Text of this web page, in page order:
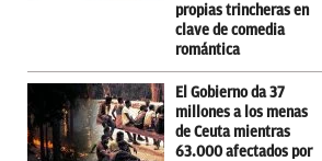
propias trincheras en
clave de comedia
romántica
El Gobierno da 37
millones a los menas
de Ceuta mientras
63.000 afectados por